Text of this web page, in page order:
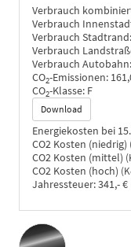
Verbrauch
Verbrauch
Verbrauch Stadtrand:
Verbrauch
Verbrauch Autobahn:
CO2-Emissionen:
CO2-Klasse: F
Download
Energiekosten bei
CO2 Kosten (niedrig)
CO2 Kosten (mittel)
CO2 Kosten (hoch)
Jahressteuer:341,- €